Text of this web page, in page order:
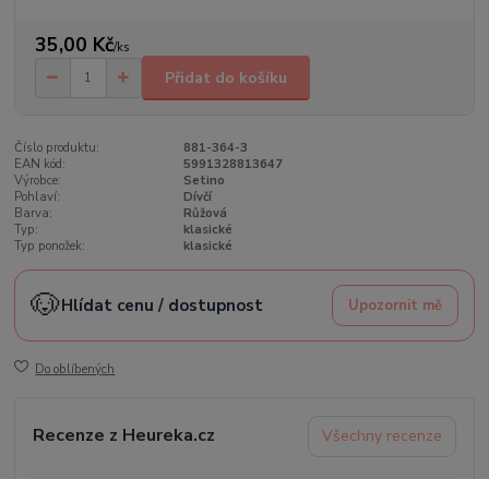
35,00 Kč/ks
Přidat do košíku
Číslo produktu:
881-364-3
EAN kód:
5991328813647
Výrobce:
Setino
Pohlaví:
Dívčí
Barva:
Růžová
Typ:
klasické
Typ ponožek:
klasické
🐶Hlídat cenu / dostupnost Upozornit mě
Do oblíbených
Recenze z Heureka.cz Všechny recenze